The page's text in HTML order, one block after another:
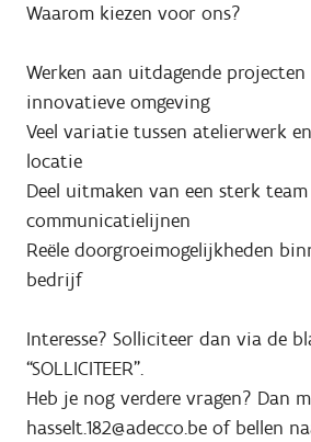
Waarom kiezen voor ons?
Werken aan uitdagende
innovatieve omgeving
Veel variatie tussen atelierwerk
locatie
Deel uitmaken van een sterk
communicatielijnen
Reële doorgroeimogelijkheden
bedrijf
Interesse? Solliciteer dan via de
“SOLLICITEER”.
Heb je nog verdere vragen? Dan
hasselt.182@adecco.be of bellen